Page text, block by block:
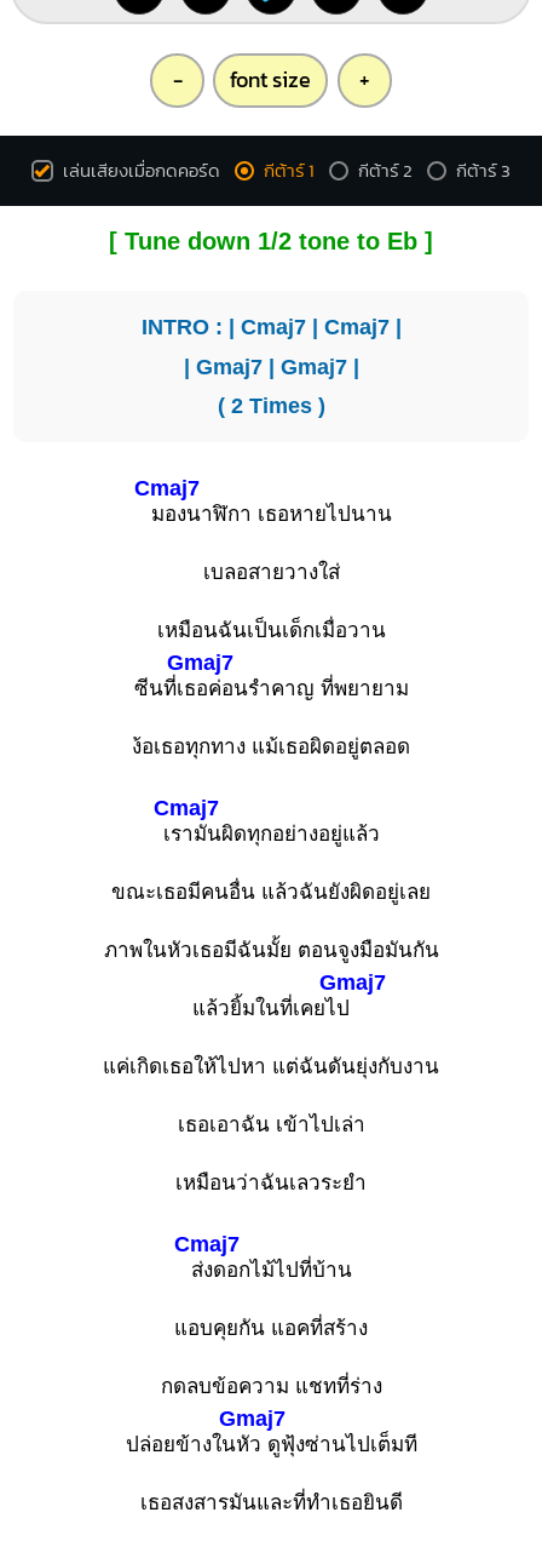
- font size +
เล่นเสียงเมื่อกดคอร์ด กีต้าร์ 1 กีต้าร์ 2 กีต้าร์ 3
[ Tune down 1/2 tone to Eb ]
INTRO : | Cmaj7| Cmaj7|
| Gmaj7| Gmaj7|
( 2 Times )
Cmaj7
มองนาฬิกา เธอหายไปนาน
เบลอสายวางใส่
เหมือนฉันเป็นเด็กเมื่อวาน
ซีนที่เ
Gmaj7
ธอค่อนรำคาญ ที่พยายาม
ง้อเธอทุกทาง แม้เธอผิดอยู่ตลอด
เ
Cmaj7
รามันผิดทุกอย่างอยู่แล้ว
ขณะเธอมีคนอื่น แล้วฉันยังผิดอยู่เลย
ภาพในหัวเธอมีฉันมั้ย ตอนจูงมือมันกัน
แล้วยิ้มในที่เคยไ
Gmaj7
ป
แค่เกิดเธอให้ไปหา แต่ฉันดันยุ่งกับงาน
เธอเอาฉัน เข้าไปเล่า
เหมือนว่าฉันเลวระยำ
Cmaj7
ส่งดอกไม้ไปที่บ้าน
แอบคุยกัน แอคที่สร้าง
กดลบข้อความ แชทที่ร่าง
ปล่อยข้างใน
Gmaj7
หัว ดูฟุ้งซ่านไปเต็มที
เธอสงสารมันและที่ทำเธอยินดี